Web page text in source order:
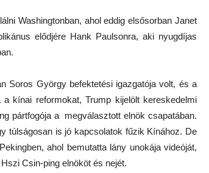
Washingtonban, ahol eddig elsősorban Janet
elődjére Hank Paulsonra, aki nyugdíjas
Soros György befektetési igazgatója volt, és a
kínai reformokat, Trump kijelölt kereskedelmi
pártfogója a megválasztott elnök csapatában.
túlságosan is jó kapcsolatok fűzik Kínához. De
ahol bemutatta lány unokája videóját,
Csin-ping elnököt és nejét.